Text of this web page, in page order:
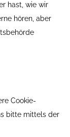
hast, wie wir
hören, aber
Cookie-
bitte mittels der